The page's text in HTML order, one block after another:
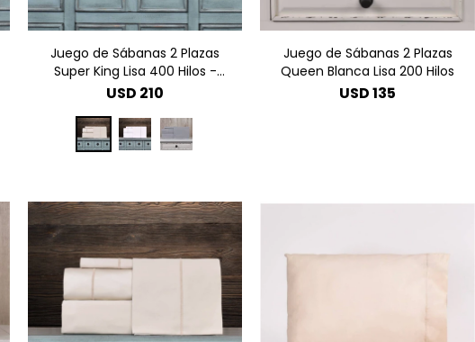
Juego de Sábanas 2 Plazas
Super King Lisa 400 Hilos -
Beige
USD 210
Juego de Sábanas 2 Plazas
Queen Blanca Lisa 200 Hilos
USD135